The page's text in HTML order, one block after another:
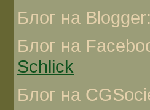
Блог на
Блог на
Schlick
Блог на